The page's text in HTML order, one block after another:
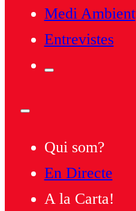
Medi Ambient
Entrevistes
Qui som?
En Directe
A la Carta!